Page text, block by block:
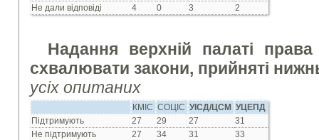
Не дали відповіді
4 0 3 2
Надання верхній палаті
схвалювати закони, прийняті
усіх опитаних
КМІС СОЦІС УІСД/ЦСМ
УЦЕПД
Підтримують
27 29 27
31
Не підтримують
27 34 31
33